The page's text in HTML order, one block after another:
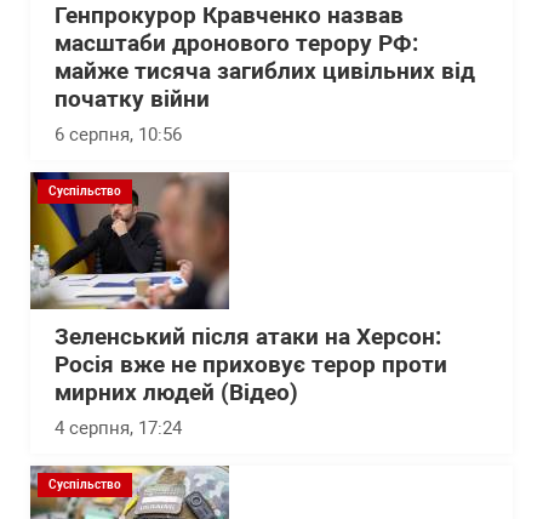
Генпрокурор Кравченко назвав
масштаби дронового терору РФ:
майже тисяча загиблих цивільних від
початку війни
6 серпня, 10:56
Суспільство
Зеленський після атаки на Херсон:
Росія вже не приховує терор проти
мирних людей (Відео)
4 серпня, 17:24
Суспільство